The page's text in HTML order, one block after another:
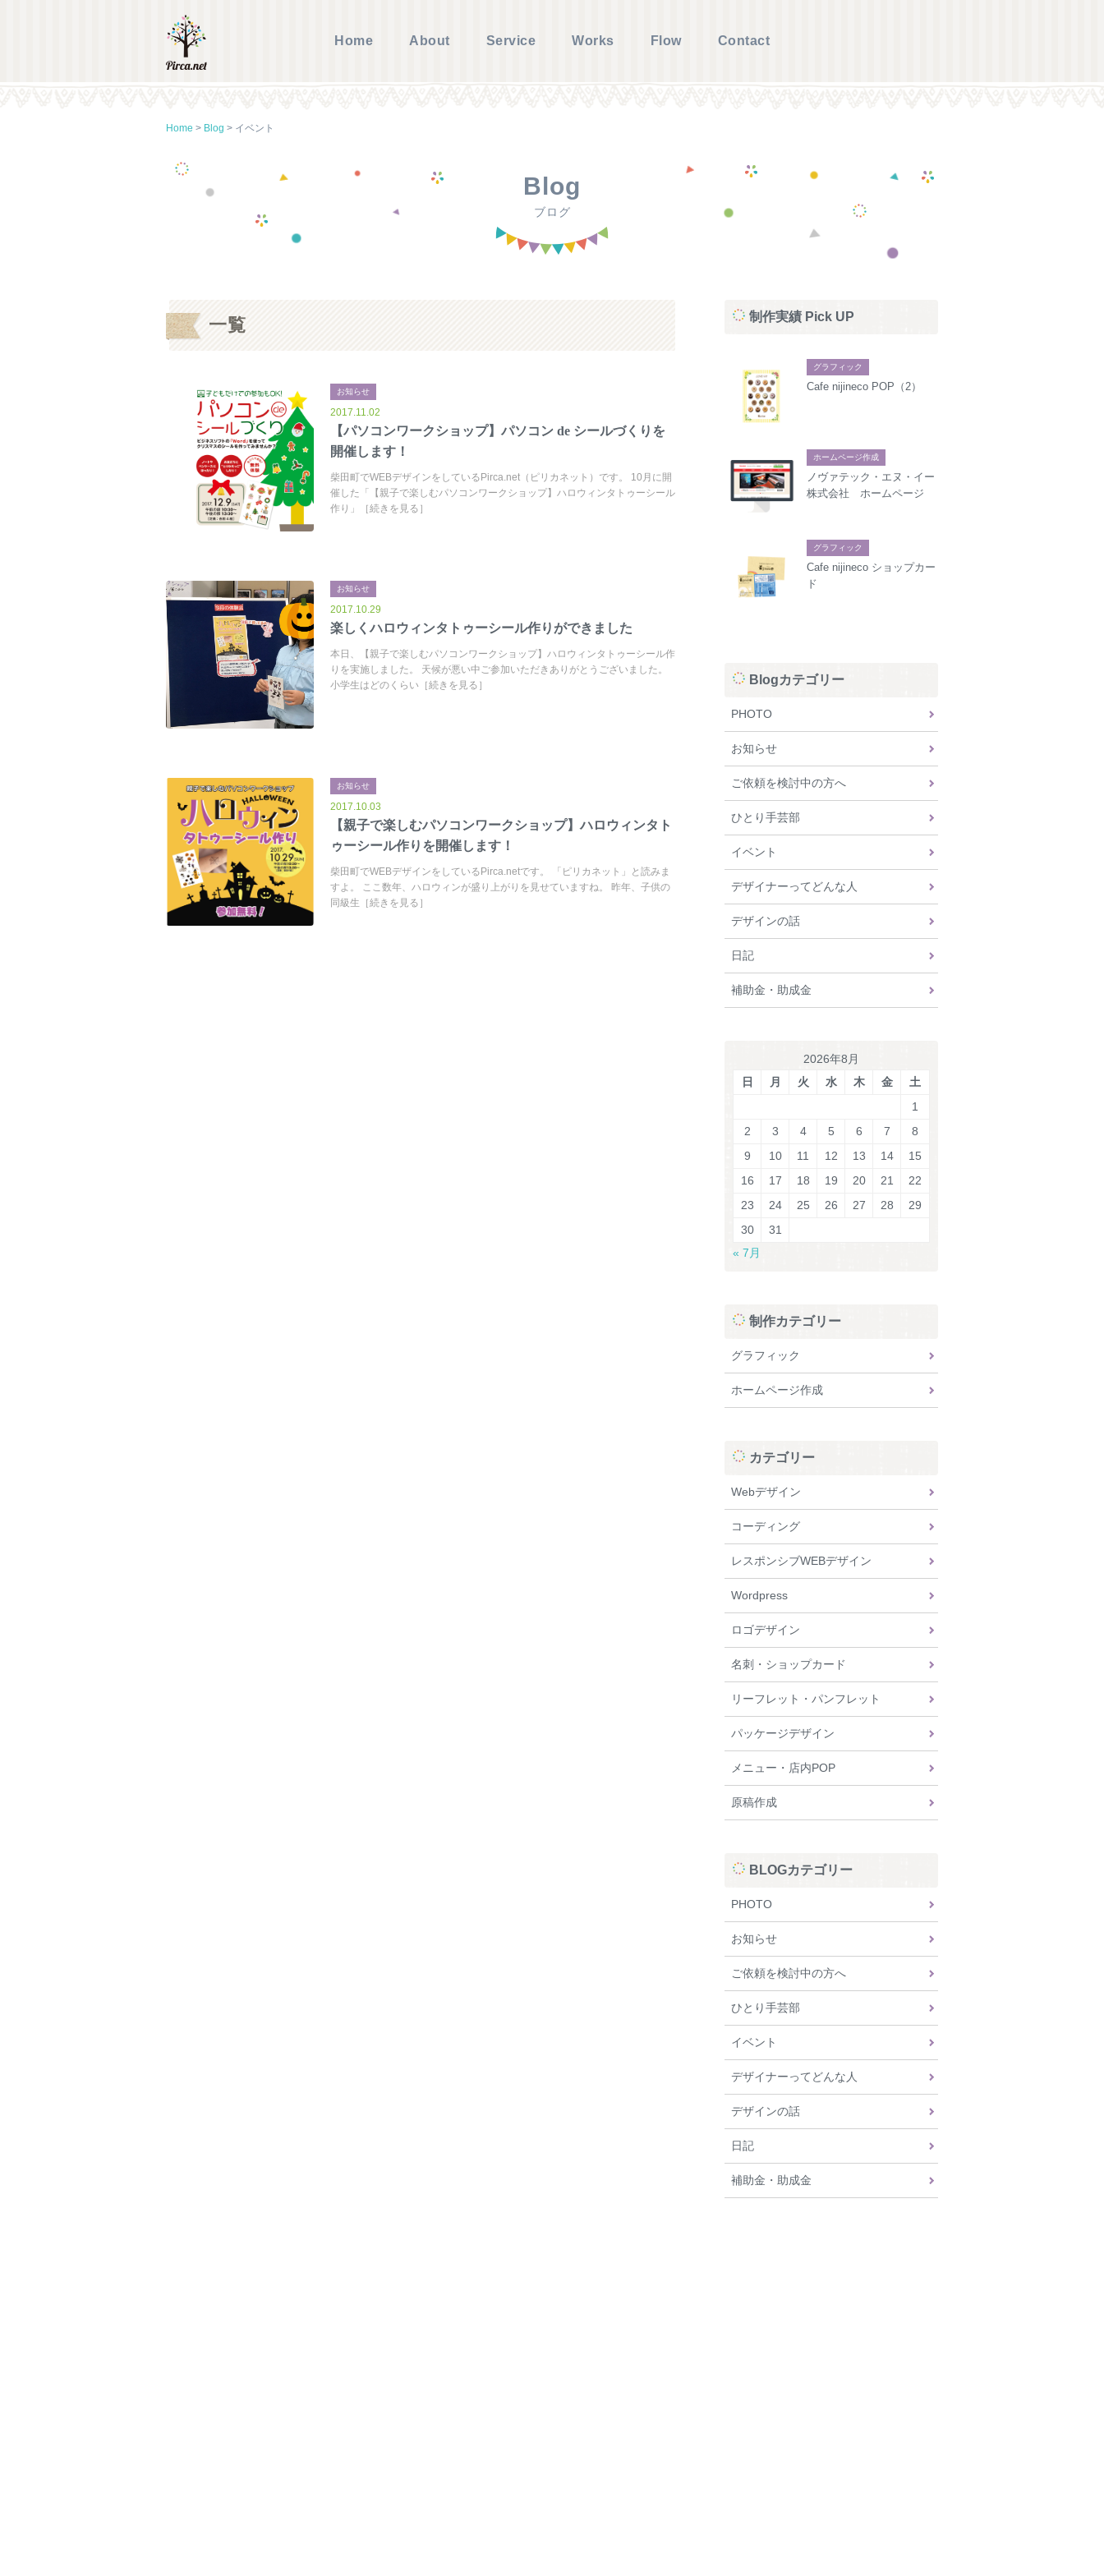
Home About Service Works Flow Contact
Home > Blog > イベント
Blog
ブログ
一覧
お知らせ
2017.11.02
【パソコンワークショップ】パソコン de シールづくりを
開催します！
柴田町でWEBデザインをしているPirca.net（ピリカネット）です。 10月に開
催した「【親子で楽しむパソコンワークショップ】ハロウィンタトゥーシール
作り」［続きを見る］
お知らせ
2017.10.29
楽しくハロウィンタトゥーシール作りができました
本日、【親子で楽しむパソコンワークショップ】ハロウィンタトゥーシール作
りを実施しました。 天候が悪い中ご参加いただきありがとうございました。
小学生はどのくらい［続きを見る］
お知らせ
2017.10.03
【親子で楽しむパソコンワークショップ】ハロウィンタト
ゥーシール作りを開催します！
柴田町でWEBデザインをしているPirca.netです。 「ピリカネット」と読みま
すよ。 ここ数年、ハロウィンが盛り上がりを見せていますね。 昨年、子供の
同級生［続きを見る］
制作実績 Pick UP
グラフィック
Cafe nijineco POP（2）
ホームページ作成
ノヴァテック・エヌ・イー
株式会社 ホームページ
グラフィック
Cafe nijineco ショップカー
ド
Blogカテゴリー
PHOTO
お知らせ
ご依頼を検討中の方へ
ひとり手芸部
イベント
デザイナーってどんな人
デザインの話
日記
補助金・助成金
2026年8月
日
月 火 水 木 金
土
1
2
3 4 5 6 7
8
9
10 11 12 13 14
15
16
17 18 19 20 21
22
23
24 25 26 27 28
29
30
31
« 7月
制作カテゴリー
グラフィック
ホームページ作成
カテゴリー
Webデザイン
コーディング
レスポンシブWEBデザイン
Wordpress
ロゴデザイン
名刺・ショップカード
リーフレット・パンフレット
パッケージデザイン
メニュー・店内POP
原稿作成
BLOGカテゴリー
PHOTO
お知らせ
ご依頼を検討中の方へ
ひとり手芸部
イベント
デザイナーってどんな人
デザインの話
日記
補助金・助成金